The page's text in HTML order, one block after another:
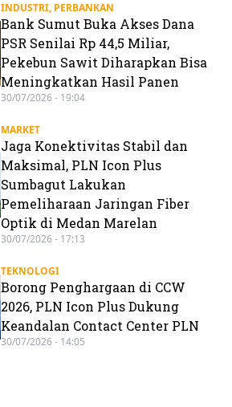
INDUSTRI, PERBANKAN
Bank Sumut Buka Akses Dana
PSR Senilai Rp 44,5 Miliar,
Pekebun Sawit Diharapkan Bisa
Meningkatkan Hasil Panen
30/07/2026 - 19:04
MARKET
Jaga Konektivitas Stabil dan
Maksimal, PLN Icon Plus
Sumbagut Lakukan
Pemeliharaan Jaringan Fiber
Optik di Medan Marelan
30/07/2026 - 17:13
TEKNOLOGI
Borong Penghargaan di CCW
2026, PLN Icon Plus Dukung
Keandalan Contact Center PLN
30/07/2026 - 14:05